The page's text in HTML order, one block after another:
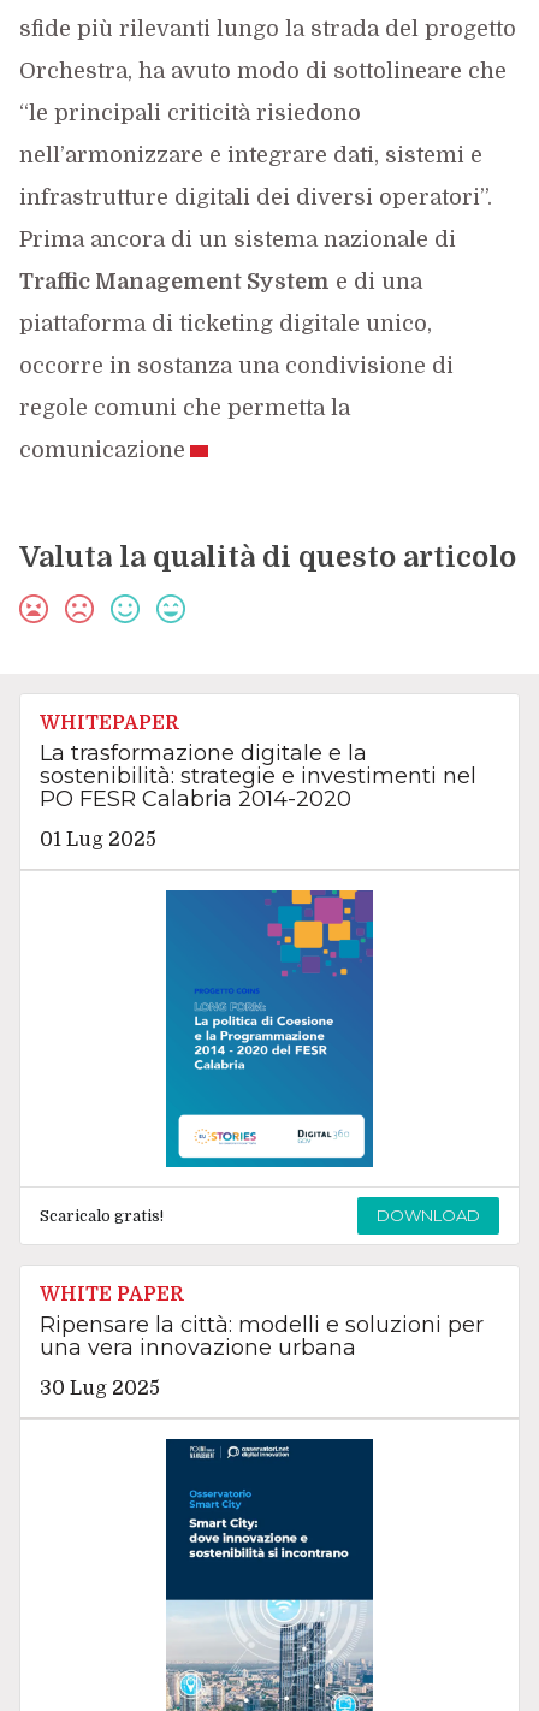
sfide più rilevanti lungo la strada del progetto
Orchestra, ha avuto modo di sottolineare che
“le principali criticità risiedono
nell’armonizzare e integrare dati, sistemi e
infrastrutture digitali dei diversi operatori”.
Prima ancora di un sistema nazionale di
Traffic Management System e di una
piattaforma di ticketing digitale unico,
occorre in sostanza una condivisione di
regole comuni che permetta la
comunicazione
Valuta la qualità di questo articolo
WHITEPAPER
La trasformazione digitale e la
sostenibilità: strategie e investimenti nel
PO FESR Calabria 2014-2020
01 Lug 2025
Scaricalo gratis! DOWNLOAD
WHITE PAPER
Ripensare la città: modelli e soluzioni per
una vera innovazione urbana
30 Lug 2025